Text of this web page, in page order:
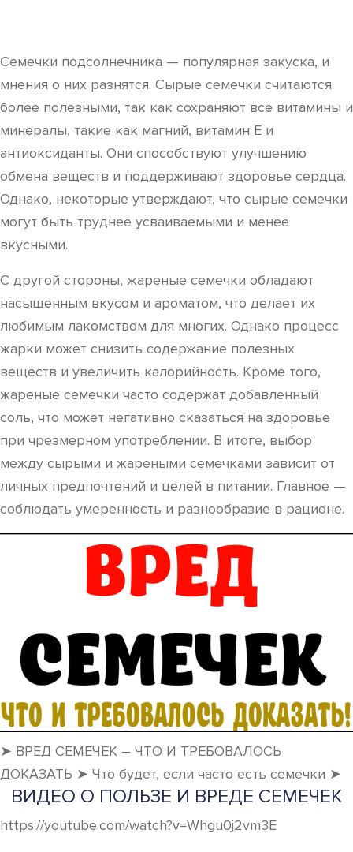
Семечки подсолнечника — популярная закуска, и
мнения о них разнятся. Сырые семечки считаются
более полезными, так как сохраняют все витамины и
минералы, такие как магний, витамин Е и
антиоксиданты. Они способствуют улучшению
обмена веществ и поддерживают здоровье сердца.
Однако, некоторые утверждают, что сырые семечки
могут быть труднее усваиваемыми и менее
вкусными.
С другой стороны, жареные семечки обладают
насыщенным вкусом и ароматом, что делает их
любимым лакомством для многих. Однако процесс
жарки может снизить содержание полезных
веществ и увеличить калорийность. Кроме того,
жареные семечки часто содержат добавленный
соль, что может негативно сказаться на здоровье
при чрезмерном употреблении. В итоге, выбор
между сырыми и жареными семечками зависит от
личных предпочтений и целей в питании. Главное —
соблюдать умеренность и разнообразие в рационе.
➤ ВРЕД СЕМЕЧЕК – ЧТО И ТРЕБОВАЛОСЬ
ДОКАЗАТЬ ➤ Что будет, если часто есть семечки ➤
ВИДЕО О ПОЛЬЗЕ И ВРЕДЕ СЕМЕЧЕК
https://youtube.com/watch?v=Whgu0j2vm3E